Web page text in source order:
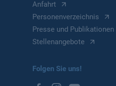
Anfahrt
Personenverzeichnis
Presse und Publikationen
Stellenangebote
Folgen Sie uns!